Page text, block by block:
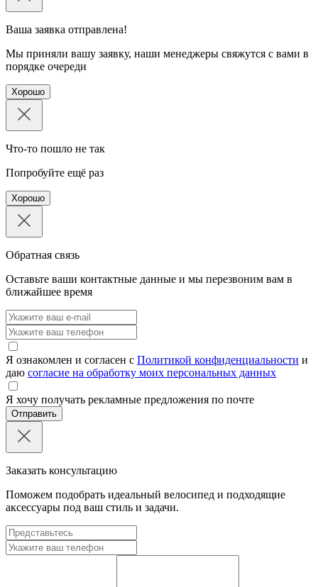
Ваша заявка отправлена!
Мы приняли вашу заявку, наши менеджеры свяжутся с вами в
порядке очереди
Хорошо
Что-то пошло не так
Попробуйте ещё раз
Хорошо
Обратная связь
Оставьте ваши контактные данные и мы перезвоним вам в
ближайшее время
Я ознакомлен и согласен с Политикой конфиденциальности и
даю согласие на обработку моих персональных данных
Я хочу получать рекламные предложения по почте
Отправить
Заказать консультацию
Поможем подобрать идеальный велосипед и подходящие
аксессуары под ваш стиль и задачи.